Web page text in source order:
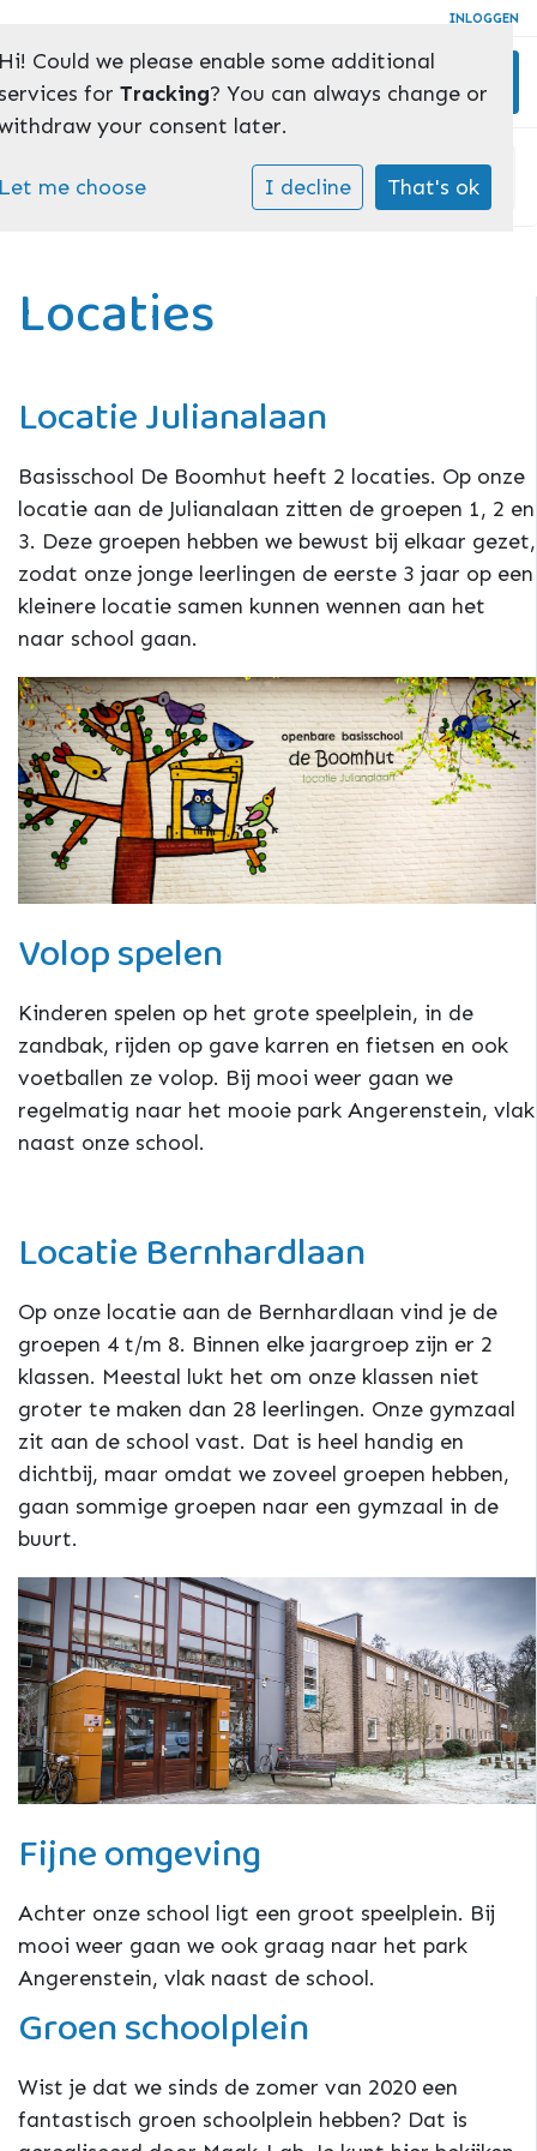
INLOGGEN
Onze school » Locaties
Locaties
Locatie Julianalaan
Basisschool De Boomhut heeft 2 locaties. Op onze
locatie aan de Julianalaan zitten de groepen 1, 2 en
3. Deze groepen hebben we bewust bij elkaar gezet,
zodat onze jonge leerlingen de eerste 3 jaar op een
kleinere locatie samen kunnen wennen aan het
naar school gaan.
Volop spelen
Kinderen spelen op het grote speelplein, in de
zandbak, rijden op gave karren en fietsen en ook
voetballen ze volop. Bij mooi weer gaan we
regelmatig naar het mooie park Angerenstein, vlak
naast onze school.
Locatie Bernhardlaan
Op onze locatie aan de Bernhardlaan vind je de
groepen 4 t/m 8. Binnen elke jaargroep zijn er 2
klassen. Meestal lukt het om onze klassen niet
groter te maken dan 28 leerlingen. Onze gymzaal
zit aan de school vast. Dat is heel handig en
dichtbij, maar omdat we zoveel groepen hebben,
gaan sommige groepen naar een gymzaal in de
buurt.
Fijne omgeving
Achter onze school ligt een groot speelplein. Bij
mooi weer gaan we ook graag naar het park
Angerenstein, vlak naast de school.
Groen schoolplein
Wist je dat we sinds de zomer van 2020 een
fantastisch groen schoolplein hebben? Dat is
Could we please enable some additional
for Tracking? You can always change or
your consent later.
me choose I decline That's ok